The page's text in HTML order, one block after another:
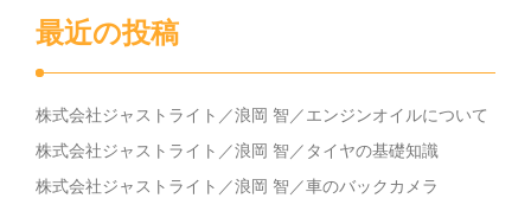
最近の投稿
株式会社ジャストライト／浪岡 智／エンジンオイルについて
株式会社ジャストライト／浪岡 智／タイヤの基礎知識
株式会社ジャストライト／浪岡 智／車のバックカメラ